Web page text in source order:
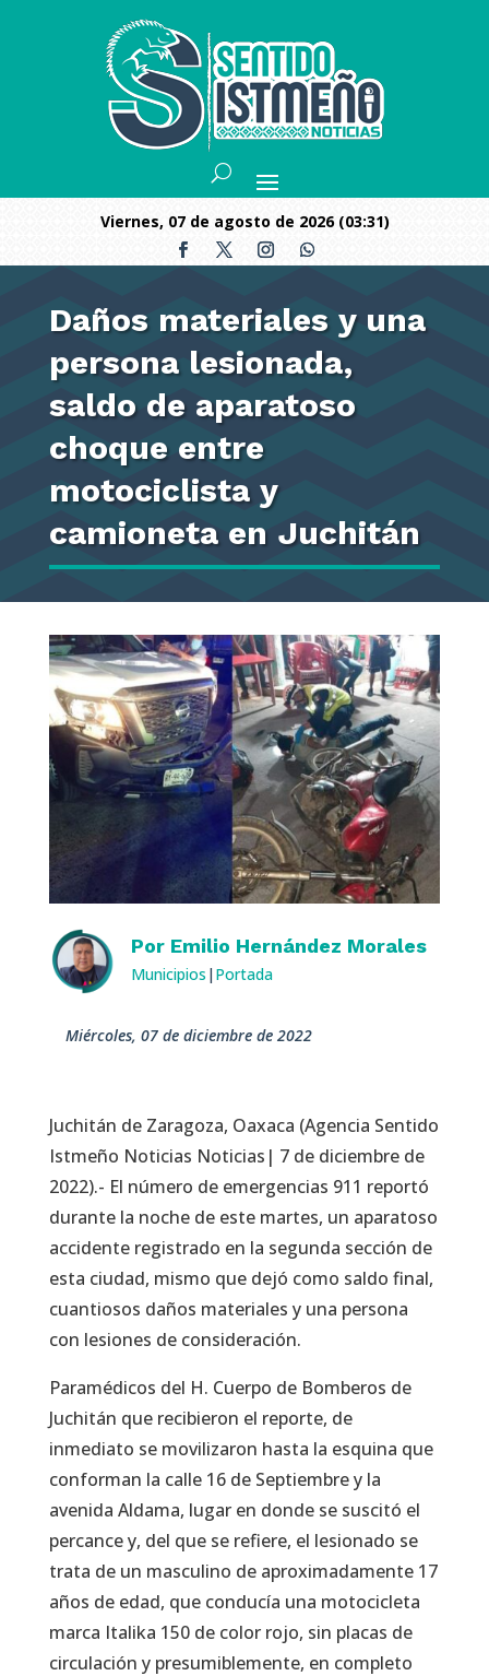
viernes, 07 de agosto de 2026 (03:31)
Daños materiales y una
persona lesionada,
saldo de aparatoso
choque entre
motociclista y
camioneta en Juchitán
Por Emilio Hernández Morales
Municipios | Portada
miércoles, 07 de diciembre de 2022
Juchitán de Zaragoza, Oaxaca (Agencia Sentido
Istmeño Noticias Noticias| 7 de diciembre de
2022).- El número de emergencias 911 reportó
durante la noche de este martes, un aparatoso
accidente registrado en la segunda sección de
esta ciudad, mismo que dejó como saldo final,
cuantiosos daños materiales y una persona
con lesiones de consideración.
Paramédicos del H. Cuerpo de Bomberos de
Juchitán que recibieron el reporte, de
inmediato se movilizaron hasta la esquina que
conforman la calle 16 de Septiembre y la
avenida Aldama, lugar en donde se suscitó el
percance y, del que se refiere, el lesionado se
trata de un masculino de aproximadamente 17
años de edad, que conducía una motocicleta
marca Italika 150 de color rojo, sin placas de
circulación y presumiblemente, en completo